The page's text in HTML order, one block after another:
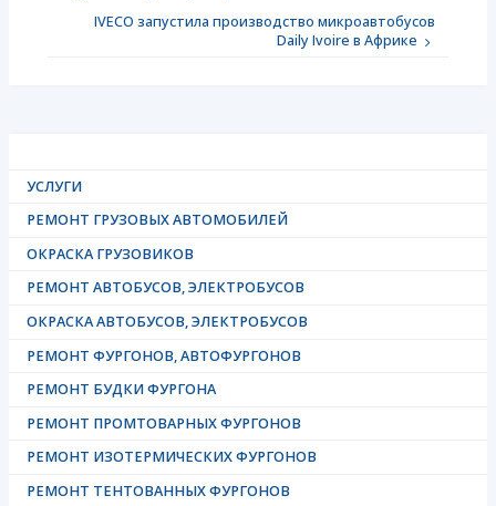
IVECO запустила производство микроавтобусов
Daily Ivoire в Африке
УСЛУГИ
РЕМОНТ ГРУЗОВЫХ АВТОМОБИЛЕЙ
ОКРАСКА ГРУЗОВИКОВ
РЕМОНТ АВТОБУСОВ, ЭЛЕКТРОБУСОВ
ОКРАСКА АВТОБУСОВ, ЭЛЕКТРОБУСОВ
РЕМОНТ ФУРГОНОВ, АВТОФУРГОНОВ
РЕМОНТ БУДКИ ФУРГОНА
РЕМОНТ ПРОМТОВАРНЫХ ФУРГОНОВ
РЕМОНТ ИЗОТЕРМИЧЕСКИХ ФУРГОНОВ
РЕМОНТ ТЕНТОВАННЫХ ФУРГОНОВ